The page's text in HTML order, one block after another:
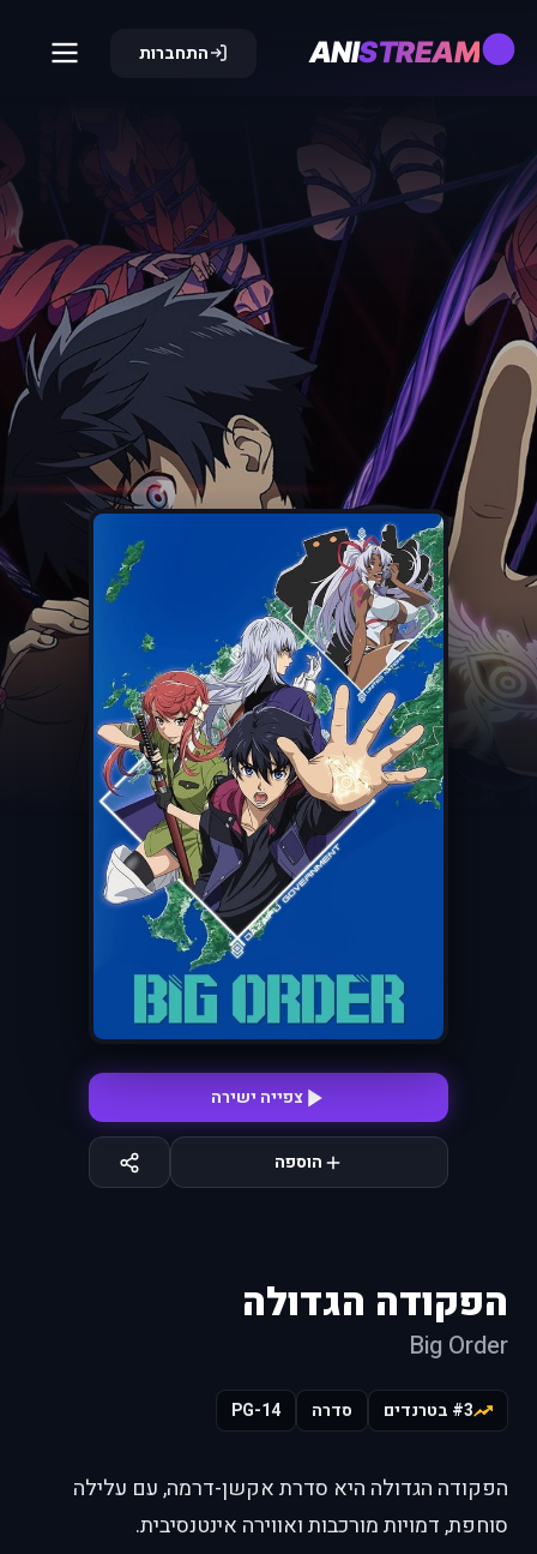
ANISTREAM התחברות
צפייה ישירה
הוספה
הפקודה הגדולה
Big Order
#3 בטרנדים סדרה PG-14
הפקודה הגדולה היא סדרת אקשן-דרמה, עם עלילה
סוחפת, דמויות מורכבות ואווירה אינטנסיבית.